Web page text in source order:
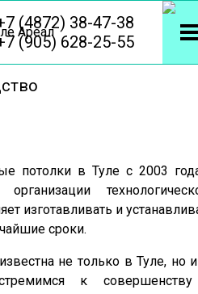
(4872) 38-47-38
(905) 628-25-55
потолки в Туле с 2003
изготавливать и
сроки.
не только в Туле, но
к